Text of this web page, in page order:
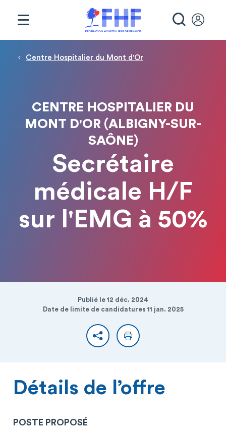
Fil d'Ariane
Centre Hospitalier du Mont d'Or
CENTRE HOSPITALIER DU
MONT D'OR (ALBIGNY-SUR-
SAÔNE)
Secrétaire
médicale H/F
sur l'EMG à 50%
Publié le 12 déc. 2024
Date de limite de candidatures 11 jan. 2025
PartagerImprimer
Détails de l’offre
POSTE PROPOSÉ
Panneau de gestion des cookies